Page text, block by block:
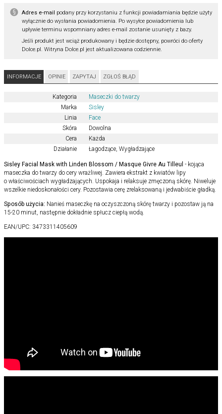
Adres e-mail
podany przy korzystaniu z funkcji powiadamiania będzie użyty
wyłącznie do wysłania powiadomienia. Po wysyłce powiadomienia lub
upływie terminu wspomniany adres e-mail zostanie usunięty z bazy.
Jeśli produkt jest wciąż produkowany i będzie dostępny, powróci do oferty
Dolce.pl. Witryna Dolce.pl jest aktualizowana codziennie.
INFORMACJE OPINIE ZAPYTAJ ZGŁOŚ BŁĄD
Kategoria
Maseczki do twarzy
Marka
Sisley
Linia
Face
Skóra
Dowolna
Cera
Każda
Działanie
Łagodzące, Wygładzające
Sisley Facial Mask with Linden Blossom / Masque Givre Au Tilleul - kojąca
maseczka do twarzy do cery wrażliwej. Zawiera ekstrakt z kwiatów lipy
o właściwościach wygładzających. Uspokaja i relaksuje zmęczoną skórę. Niweluje
wszelkie niedoskonałości cery. Pozostawia cerę zrelaksowaną i jedwabiście gładką.
Sposób użycia: Nanieś maseczkę na oczyszczoną skórę twarzy i pozostaw ją na
15-20 minut, następnie dokładnie spłucz ciepłą wodą.
EAN/UPC: 3473311405609